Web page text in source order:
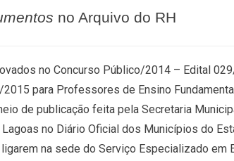
no Arquivo do RH
no Concurso Público/2014 – Edital
para Professores de Ensino
de publicação feita pela Secretaria
no Diário Oficial dos Municípios do
na sede do Serviço Especializado em